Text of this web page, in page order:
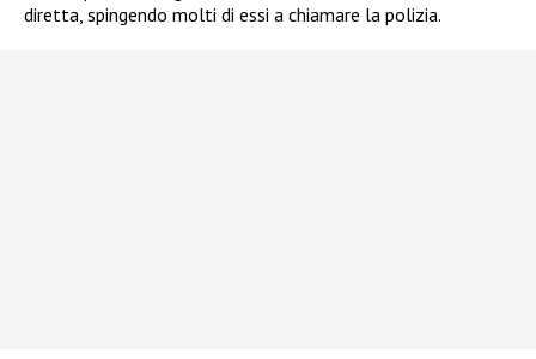
diretta, spingendo molti di essi a chiamare la polizia.